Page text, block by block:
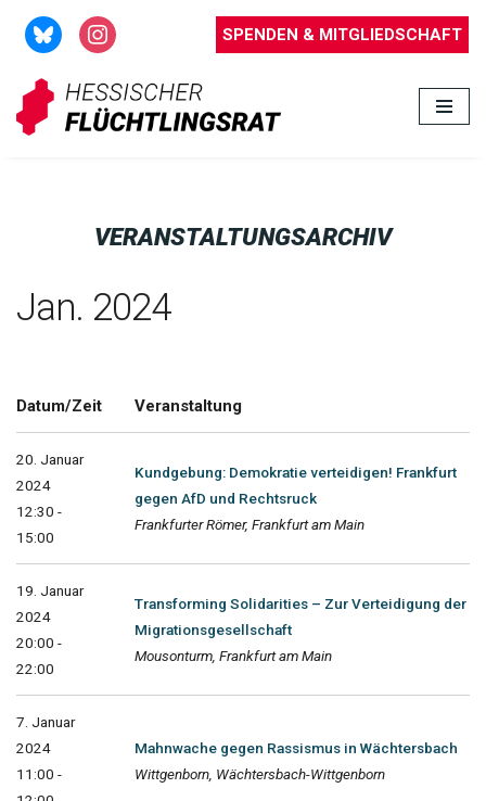
Zum
Inhalt
springen
SPENDEN & MITGLIEDSCHAFT
VERANSTALTUNGSARCHIV
Jan. 2024
Datum/Zeit Veranstaltung
20. Januar
2024
12:30 -
15:00
Kundgebung: Demokratie verteidigen! Frankfurt
gegen AfD und Rechtsruck
Frankfurter Römer, Frankfurt am Main
19. Januar
2024
20:00 -
22:00
Transforming Solidarities – Zur Verteidigung der
Migrationsgesellschaft
Mousonturm, Frankfurt am Main
7. Januar
2024
11:00 -
Mahnwache gegen Rassismus in Wächtersbach
Wittgenborn, Wächtersbach-Wittgenborn